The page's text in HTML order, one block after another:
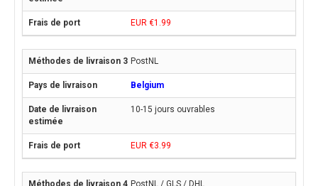
EUR €1.99
PostNL
Belgium
10-15 jours ouvrables
EUR €3.99
PostNL / GLS / DHL